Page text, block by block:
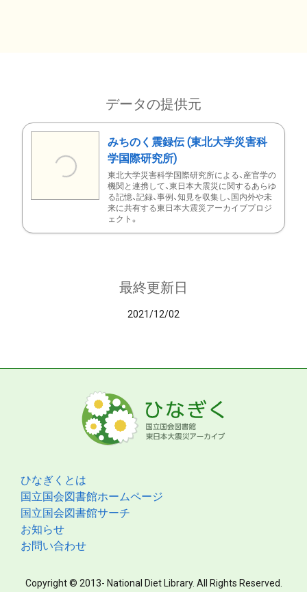
データの提供元
みちのく震録伝 (東北大学災害科
学国際研究所)
東北大学災害科学国際研究所による、産官学の
機関と連携して、東日本大震災に関するあらゆ
る記憶、記録、事例、知見を収集し、国内外や未
来に共有する東日本大震災アーカイブプロジ
ェクト。
最終更新日
2021/12/02
ひなぎくとは
国立国会図書館ホームページ
国立国会図書館サーチ
お知らせ
お問い合わせ
Copyright © 2013- National Diet Library. All Rights Reserved.